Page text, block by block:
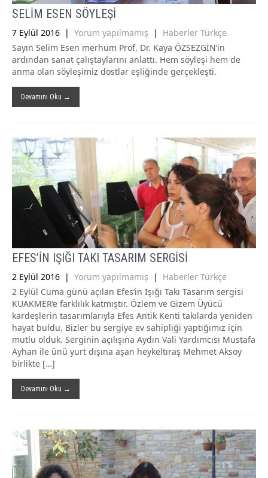
SELİM ESEN SÖYLEŞİ
7 Eylül 2016 | Yorum yapılmamış | Haberler Türkçe
Sayın Selim Esen merhum Prof. Dr. Kaya ÖZSEZGİN’in
ardından sanat çalıştaylarını anlattı. Hem söyleşi hem de
anma olan söyleşimiz dostlar eşliğinde gerçekleşti.
Devamını Oku →
EFES’İN IŞIĞI TAKI TASARIM SERGİSİ
2 Eylül 2016 | Yorum yapılmamış | Haberler Türkçe
2 Eylül Cuma günü açılan Efes’in Işığı Takı Tasarım sergisi
KUAKMER’e farklılık katmıştır. Özlem ve Gizem Üyücü
kardeşlerin tasarımlarıyla Efes Antik Kenti takılarda yeniden
hayat buldu. Bizler bu sergiye ev sahipliği yaptığımız için
mutlu olduk. Serginin açılışına Aydın Vali Yardımcısı Mustafa
Ayhan ile ünü yurt dışına aşan heykeltıraş Mehmet Aksoy
birlikte […]
Devamını Oku →